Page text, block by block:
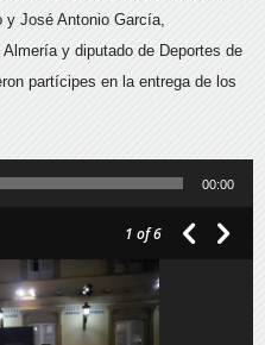
y José Antonio García,
y diputado de Deportes de
partícipes en la entrega de los
00:00
1 of 6